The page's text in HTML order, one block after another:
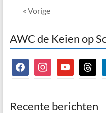
« Vorige
AWC de Keien op
facebookinstagramyoutubethreads
Recente berichten